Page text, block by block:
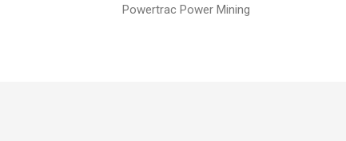
Powertrac Power Mining